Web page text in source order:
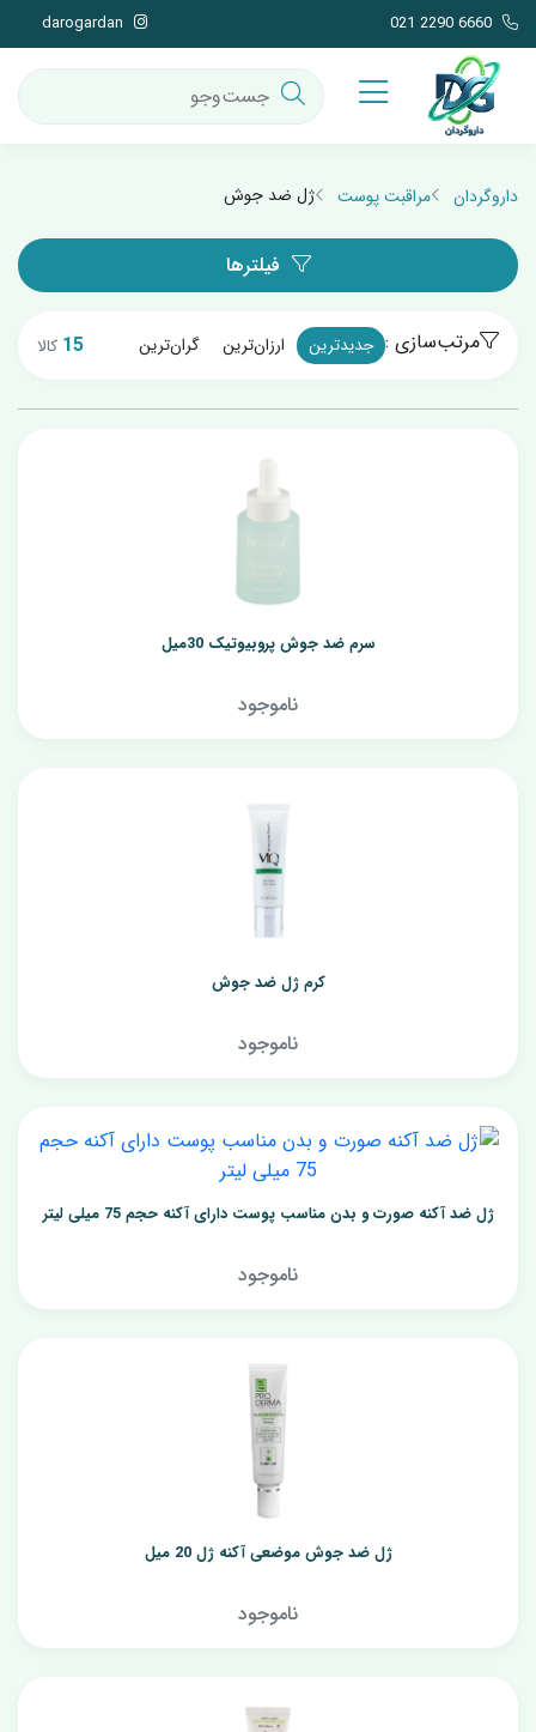
021 2290 6660
darogardan
داروگردان مراقبت پوست ژل ضد جوش
فیلترها
مرتب‌سازی : جدیدترین ارزان‌ترین گران‌ترین 15 کالا
سرم ضد جوش پروبیوتیک 30میل
ناموجود
کرم ژل ضد جوش
ناموجود
ژل ضد آکنه صورت و بدن مناسب پوست دارای آکنه حجم 75 میلی لیتر
ناموجود
ژل ضد جوش موضعی آکنه ژل 20 میل
ناموجود